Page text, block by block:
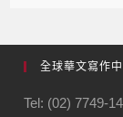
全球華文寫作
Tel: (02) 7749-